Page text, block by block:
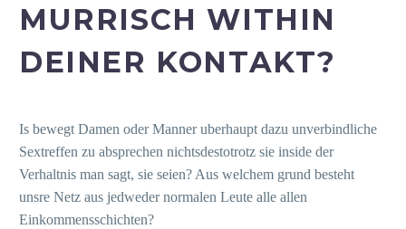
MURRISCH WITHIN
DEINER KONTAKT?
Is bewegt Damen oder Manner uberhaupt dazu unverbindliche
Sextreffen zu absprechen nichtsdestotrotz sie inside der
Verhaltnis man sagt, sie seien? Aus welchem grund besteht
unsre Netz aus jedweder normalen Leute alle allen
Einkommensschichten?